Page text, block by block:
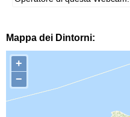
Mappa dei Dintorni:
+
−